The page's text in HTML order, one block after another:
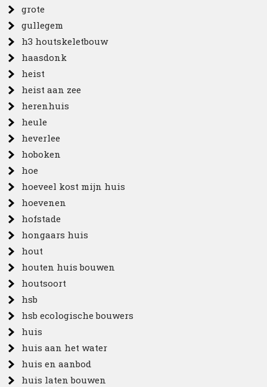
grote
gullegem
h3 houtskeletbouw
haasdonk
heist
heist aan zee
herenhuis
heule
heverlee
hoboken
hoe
hoeveel kost mijn huis
hoevenen
hofstade
hongaars huis
hout
houten huis bouwen
houtsoort
hsb
hsb ecologische bouwers
huis
huis aan het water
huis en aanbod
huis laten bouwen